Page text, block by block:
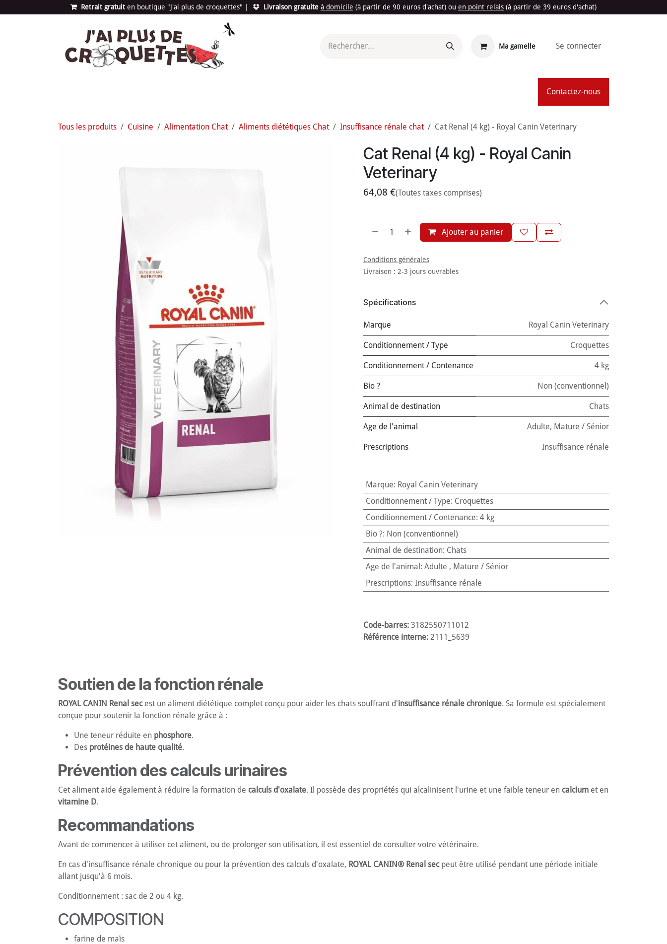
Se rendre au contenu Retrait gratuit en bou​​​​​​tique "J'ai plus de croquettes" Livraison gratuite à domicile (à partir de 90 euros d'achat) ou en point relais (à partir de 39 euros d'achat)
Ma gamelle Se connecter
Contactez-nous
Tous les produits Cuisine Alimentation Chat Aliments diététiques Chat Insuffisance rénale chat Cat Renal (4 kg) - Royal Canin Veterinary
Cat Renal (4 kg) - Royal Canin
Veterinary
64,08 €(Toutes taxes comprises)
Ajouter au panier
Conditions générales
Livraison : 2-3 jours ouvrables
Spécifications
Marque Royal Canin Veterinary
Conditionnement / Type Croquettes
Conditionnement / Contenance 4 kg
Bio ? Non (conventionnel)
Animal de destination Chats
Age de l'animal Adulte, Mature / Sénior
Prescriptions Insuffisance rénale
Marque: Royal Canin Veterinary
Conditionnement / Type: Croquettes
Conditionnement / Contenance: 4 kg
Bio ?: Non (conventionnel)
Animal de destination: Chats
Age de l'animal : Adulte , Mature / Sénior
Prescriptions: Insuffisance rénale
Code-barres: 3182550711012
Référence interne: 2111_5639
Soutien de la fonction rénale
ROYAL CANIN Renal secest un aliment diététique complet conçu pour aider les chats souffrant d'insuffisance rénale chronique. Sa formule est spécialement
conçue pour soutenir la fonction rénale grâce à :
Une teneur réduite en phosphore.
Des protéines de haute qualité.
Prévention des calculs urinaires
Cet aliment aide également à réduire la formation de calculs d'oxalate. Il possède des propriétés qui alcalinisent l'urine et une faible teneur en calcium et en
vitamine D.
Recommandations
Avant de commencer à utiliser cet aliment, ou de prolonger son utilisation, il est essentiel de consulter votre vétérinaire.
En cas d'insuffisance rénale chronique ou pour la prévention des calculs d'oxalate, ROYAL CANIN® Renal secpeut être utilisé pendant une période initiale
allant jusqu'à 6 mois.
Conditionnement : sac de 2 ou 4 kg.
COMPOSITION
farine de maïs